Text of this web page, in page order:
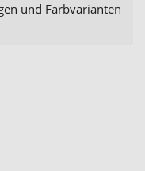
und Farbvarianten